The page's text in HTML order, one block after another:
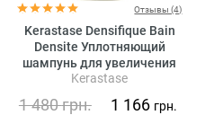
Отзывы (4)
Kerastase Densifique Bain
Densite Уплотняющий
шампунь для увеличения
густоты волос
Kerastase
1 480грн. 1 166 грн.